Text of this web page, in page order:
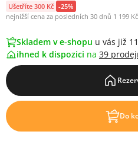
Ušetříte 300 Kč -25%
nejnižší cena za posledních 30 dnů 1 199 Kč
Skladem v e-shopu u vás již
ihned k dispozici na 39
Do